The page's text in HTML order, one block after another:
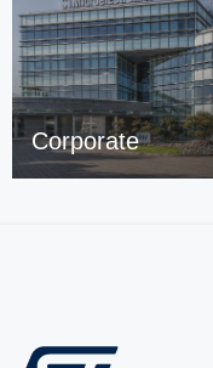
Corporate